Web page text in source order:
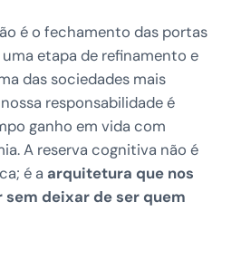
é o fechamento das portas
etapa de refinamento e
das sociedades mais
responsabilidade é
ganho em vida com
A reserva cognitiva não é
é a arquitetura que nos
deixar de ser quem